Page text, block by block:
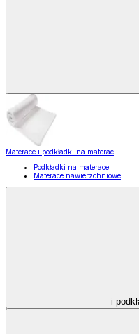
Materace i podkładki na materac
Podkładki na materace
Materace nawierzchniowe
i